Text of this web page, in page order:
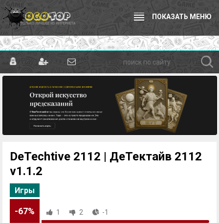
ПОКАЗАТЬ МЕНЮ
DeTechtive 2112 | ДеТектайв 2112
v1.1.2
Игры
-67% 1 2 -1